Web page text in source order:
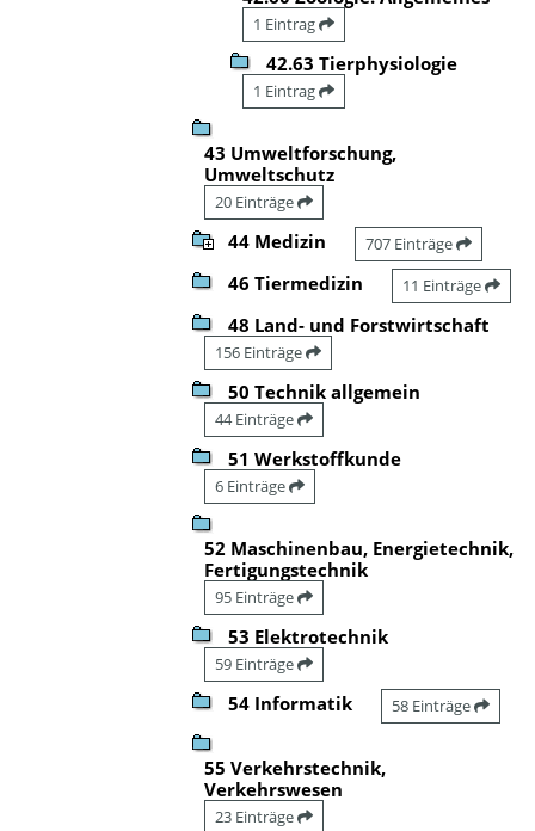
1 Eintrag
42.63 Tierphysiologie
1 Eintrag
43 Umweltforschung,
Umweltschutz
20 Einträge
44 Medizin 707 Einträge
46 Tiermedizin 11 Einträge
48 Land- und Forstwirtschaft
156 Einträge
50 Technik allgemein
44 Einträge
51 Werkstoffkunde
6 Einträge
52 Maschinenbau, Energietechnik,
Fertigungstechnik
95 Einträge
53 Elektrotechnik
59 Einträge
54 Informatik 58 Einträge
55 Verkehrstechnik,
Verkehrswesen
23 Einträge